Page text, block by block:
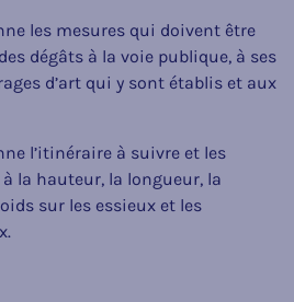
les mesures qui doivent être
dégâts à la voie publique, à ses
d’art qui y sont établis et aux
l’itinéraire à suivre et les
la hauteur, la longueur, la
sur les essieux et les